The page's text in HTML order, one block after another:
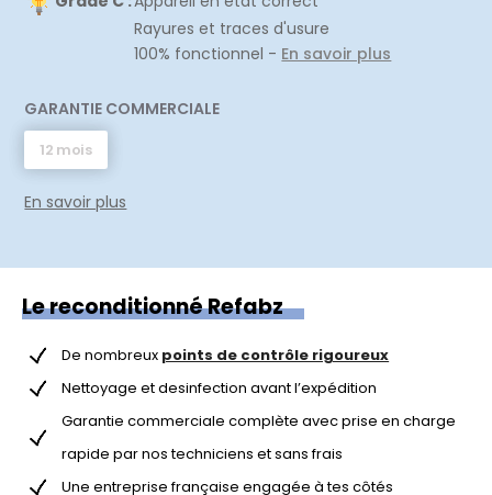
Rayures et traces d'usure
100% fonctionnel - En savoir plus
GARANTIE COMMERCIALE
12 mois
En savoir plus
Le reconditionné Refabz
De nombreux points de contrôle rigoureux
Nettoyage et desinfection avant l’expédition
Garantie commerciale complète avec prise en charge
rapide par nos techniciens et sans frais
Une entreprise française engagée à tes côtés